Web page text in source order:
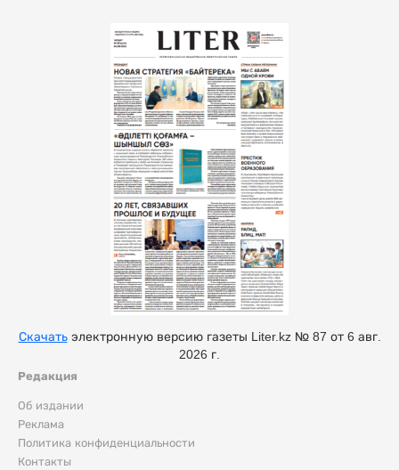
Редакция
Об издании
Реклама
Политика конфиденциальности
Контакты
Скачатьэлектронную версию газеты Liter.kz № 87 от 6 авг.
2026 г.